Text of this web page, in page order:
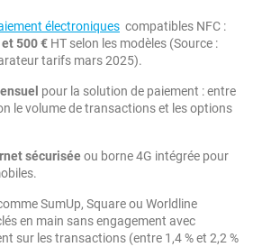
électroniques compatibles NFC :
et 500 € HT selon les modèles (Source :
tarifs mars 2025).
pour la solution de paiement : entre
le volume de transactions et les options
sécuriséeou borne 4G intégrée pour
SumUp, Square ou Worldline
en main sans engagement avec
sur les transactions (entre 1,4 % et 2,2 %